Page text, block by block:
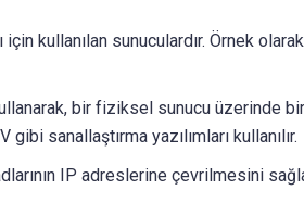
kullanılan sunuculardır. Örnek
bir fiziksel sunucu üzerinde
sanallaştırma yazılımları kullanılır.
IP adreslerine çevrilmesini